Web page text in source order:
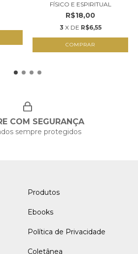
FÍSICO E ESPIRITUAL
R$18,00
3 X DE R$6,55
COMPRAR
COM SEGURANÇA
sempre protegidos
Produtos
Ebooks
Política de Privacidade
Coletânea